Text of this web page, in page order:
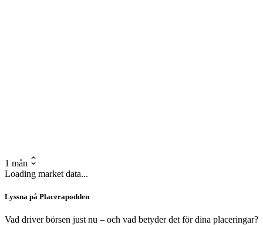
1 mån
Loading market data...
Lyssna på Placerapodden
Vad driver börsen just nu – och vad betyder det för dina placeringar?